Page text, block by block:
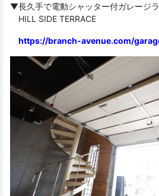
▼長久手で電動シャッター付ガレージ
HILL SIDE TERRACE
https://branch-avenue.com/